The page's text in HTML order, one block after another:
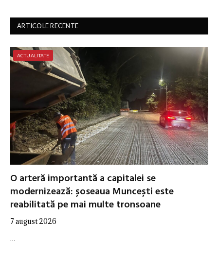
ARTICOLE RECENTE
ACTUALITATE
O arteră importantă a capitalei se
modernizează: șoseaua Muncești este
reabilitată pe mai multe tronsoane
7 august 2026
…